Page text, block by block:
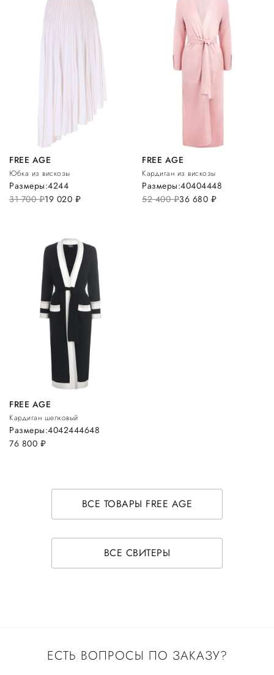
FREE AGE
Юбка из вискозы
31 700руб.19 020 руб.
Размеры:4244
FREE AGE
Кардиган из вискозы
52 400руб.36 680 руб.
Размеры:40404448
FREE AGE
Кардиган шелковый
76 800 руб.
Размеры:4042444648
ВСЕ ТОВАРЫ FREE AGE
ВСЕ СВИТЕРЫ
ЕСТЬ ВОПРОСЫ ПО ЗАКАЗУ?